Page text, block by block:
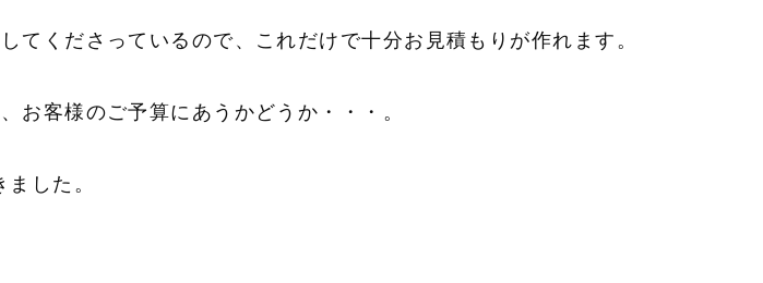
くださっているので、これだけで十分お見積もりが作れます。
お客様のご予算にあうかどうか・・・。
した。